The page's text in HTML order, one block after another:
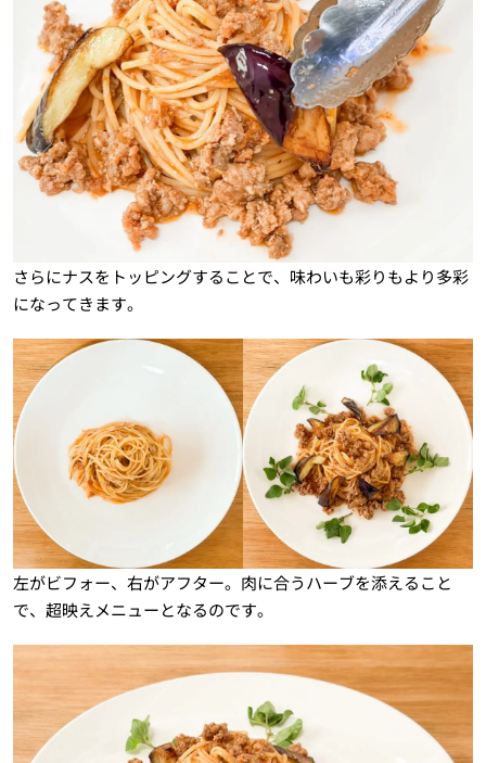
さらにナスをトッピングすることで、味わいも彩りもより多彩
になってきます。
左がビフォー、右がアフター。肉に合うハーブを添えること
で、超映えメニューとなるのです。